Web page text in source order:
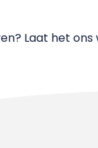
Laat het